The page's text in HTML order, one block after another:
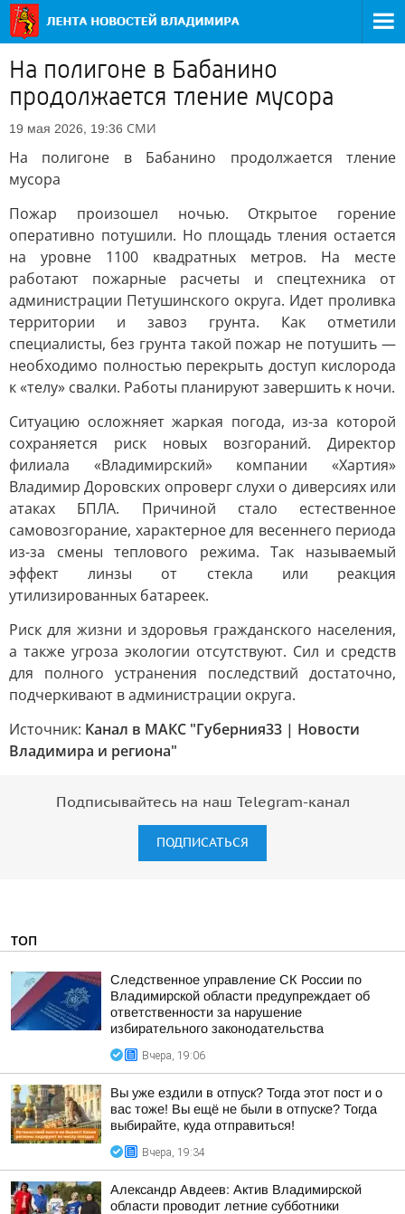
На полигоне в Бабанино
продолжается тление мусора
19 мая 2026, 19:36 СМИ
На полигоне в Бабанино продолжается тление
мусора
Пожар произошел ночью. Открытое горение
оперативно потушили. Но площадь тления остается
на уровне 1100 квадратных метров. На месте
работают пожарные расчеты и спецтехника от
администрации Петушинского округа. Идет проливка
территории и завоз грунта. Как отметили
специалисты, без грунта такой пожар не потушить —
необходимо полностью перекрыть доступ кислорода
к «телу» свалки. Работы планируют завершить к ночи.
Ситуацию осложняет жаркая погода, из-за которой
сохраняется риск новых возгораний. Директор
филиала «Владимирский» компании «Хартия»
Владимир Доровских опроверг слухи о диверсиях или
атаках БПЛА. Причиной стало естественное
самовозгорание, характерное для весеннего периода
из-за смены теплового режима. Так называемый
эффект линзы от стекла или реакция
утилизированных батареек.
Риск для жизни и здоровья гражданского населения,
а также угроза экологии отсутствуют. Сил и средств
для полного устранения последствий достаточно,
подчеркивают в администрации округа.
Источник: Канал в МАКС "Губерния33 | Новости
Владимира и региона"
Подписывайтесь на наш Telegram-канал
ПОДПИСАТЬСЯ
ТОП
Следственное управление СК России по
Владимирской области предупреждает об
ответственности за нарушение
избирательного законодательства
Вчера, 19:06
Вы уже ездили в отпуск? Тогда этот пост и о
вас тоже! Вы ещё не были в отпуске? Тогда
выбирайте, куда отправиться!
Вчера, 19:34
Александр Авдеев: Актив Владимирской
области проводит летние субботники